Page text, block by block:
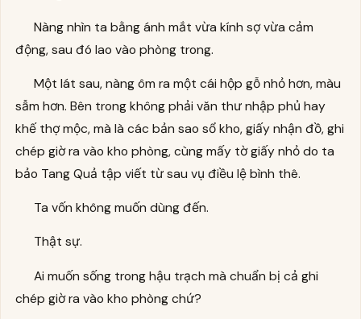
Nàng nhìn ta bằng ánh mắt vừa kính sợ vừa cảm
động, sau đó lao vào phòng trong.
Một lát sau, nàng ôm ra một cái hộp gỗ nhỏ hơn, màu
sẫm hơn. Bên trong không phải văn thư nhập phủ hay
khế thợ mộc, mà là các bản sao sổ kho, giấy nhận đồ, ghi
chép giờ ra vào kho phòng, cùng mấy tờ giấy nhỏ do ta
bảo Tang Quả tập viết từ sau vụ điều lệ bình thê.
Ta vốn không muốn dùng đến.
Thật sự.
Ai muốn sống trong hậu trạch mà chuẩn bị cả ghi
chép giờ ra vào kho phòng chứ?